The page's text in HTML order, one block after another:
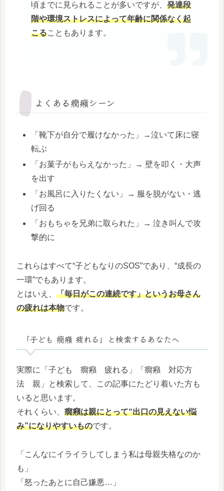
頃までに見られることが多いですが、 発達段
階や環境ストレスによって年齢に関係なく起
こることもあります。
よくある癇癪シーン
「靴下が自分で履けなかった」→泣いて床に寝
転ぶ
「お菓子がもらえなかった」→ 壁を叩く・大声
を出す
「お風呂に入りたくない」→ 服を脱がない・逃
げ回る
「おもちゃを兄弟に取られた」→ 泣き叫んで攻
撃的に
これらはすべて“子どもなりのSOS”であり、“成長の
一環”でもあります。
とはいえ、 「毎日がこの連続です」というお母さん
の疲れは本物です。
「子ども 癇癪 疲れる」と検索するあなたへ
実際に「子ども 癇癪 疲れる」「癇癪 対応方
法 親」と検索して、この記事にたどり着いた方も
いると思います。
それくらい、 癇癪は親にとって“出口の見えない悩
み”になりやすいものです。
「こんなにイライラしてしまう私は母親失格なのか
も」
「怒ったあとに自己嫌悪…」